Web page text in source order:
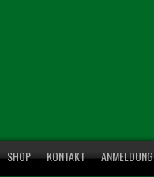
SHOP KONTAKT ANMELDUNG